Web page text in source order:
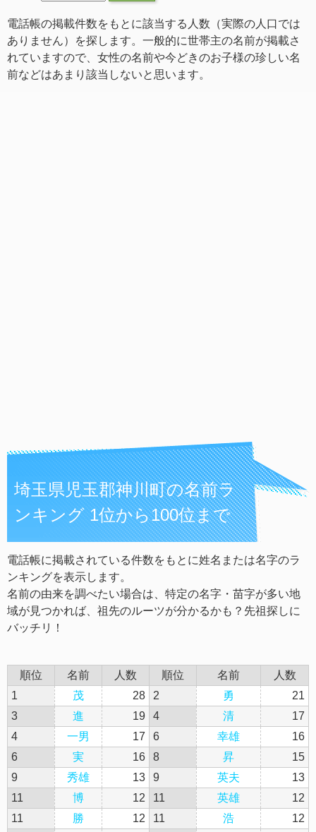
電話帳の掲載件数をもとに該当する人数（実際の人口では
ありません）を探します。一般的に世帯主の名前が掲載さ
れていますので、女性の名前や今どきのお子様の珍しい名
前などはあまり該当しないと思います。
埼玉県児玉郡神川町の名前ラ
ンキング 1位から100位まで
電話帳に掲載されている件数をもとに姓名または名字のラ
ンキングを表示します。
名前の由来を調べたい場合は、特定の名字・苗字が多い地
域が見つかれば、祖先のルーツが分かるかも？先祖探しに
バッチリ！
順位 名前 人数 順位 名前
人数
1
茂 28 2 勇
21
3
進 19 4 清
17
4
一男 17 6 幸雄
16
6
実 16 8 昇
15
9
秀雄 13 9 英夫
13
11
博 12 11 英雄
12
11
勝 12 11 浩
12